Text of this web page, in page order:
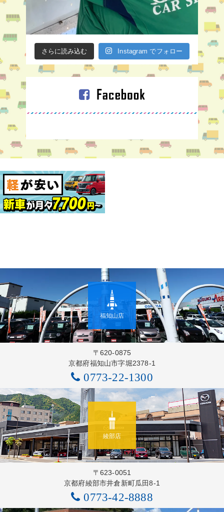
さらに読み込む Instagram でフォロー
福知山店
〒620-0875
京都府福知山市字堀2378-1
0773-22-1300
綾部店
〒623-0051
京都府綾部市井倉新町瓜田8-1
0773-42-8888